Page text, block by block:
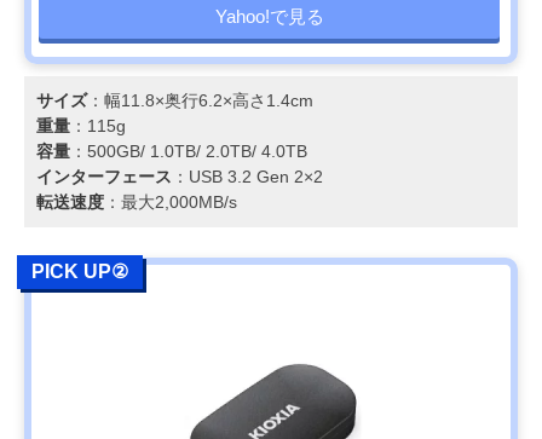
Yahoo!で見る
サイズ：幅11.8×奥行6.2×高さ1.4cm
重量 ：115g
容量 ：500GB/ 1.0TB/ 2.0TB/ 4.0TB
インターフェース ：USB 3.2 Gen 2×2
転送速度 ：最大2,000MB/s
PICK UP②